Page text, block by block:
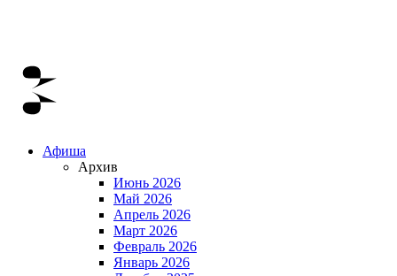
Афиша
Архив
Июнь 2026
Май 2026
Апрель 2026
Март 2026
Февраль 2026
Январь 2026